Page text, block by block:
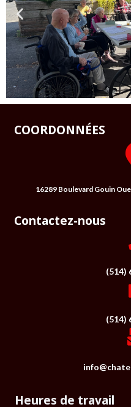
COORDONNÉES
16289 Boulevard Gouin
Contactez-nous
(514)
(514)
Heures de travail